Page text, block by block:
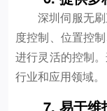
深圳伺服无
度控制、位置控
进行灵活的控制
行业和应用领域。
7. 易于维